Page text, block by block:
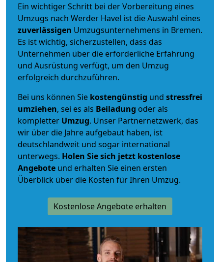
Ein wichtiger Schritt bei der Vorbereitung eines
Umzugs nach Werder Havel ist die Auswahl eines
zuverlässigen Umzugsunternehmens in Bremen.
Es ist wichtig, sicherzustellen, dass das
Unternehmen über die erforderliche Erfahrung
und Ausrüstung verfügt, um den Umzug
erfolgreich durchzuführen.
Bei uns können Sie kostengünstig und stressfrei
umziehen, sei es als Beiladung oder als
kompletter Umzug. Unser Partnernetzwerk, das
wir über die Jahre aufgebaut haben, ist
deutschlandweit und sogar international
unterwegs. Holen Sie sich jetzt kostenlose
Angebote und erhalten Sie einen ersten
Überblick über die Kosten für Ihren Umzug.
Kostenlose Angebote erhalten